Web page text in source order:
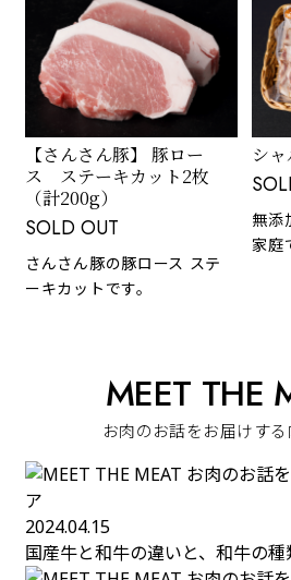
【さんさん豚】 豚ロー
ス ステーキカット2枚
（計200g）
SOLD OUT
さんさん豚の豚ロース ステ
ーキカットです。
シ
無添
家庭
MEET THE
お肉のお話をお届けす